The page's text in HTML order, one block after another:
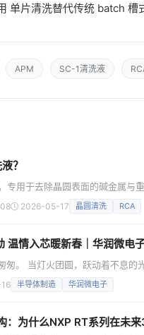
单片清洗替代传统 batch 槽
APM SC-1清洗液
？
专用于去除晶圆表面的碱金属与
属氢氧化物沉淀，并生成保护性
由美国RCA公司的Werner Kern
2026-05-17 晶圆清洗 RCA
温情入芯暖新春｜华润微电
匆。 当灯火团圆，跃动着不息的
， 在机房、在仓库、在餐厅、
半导体制造 华润微电子
：为什么NXP RT系列在未